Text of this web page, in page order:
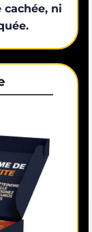
cachée, ni